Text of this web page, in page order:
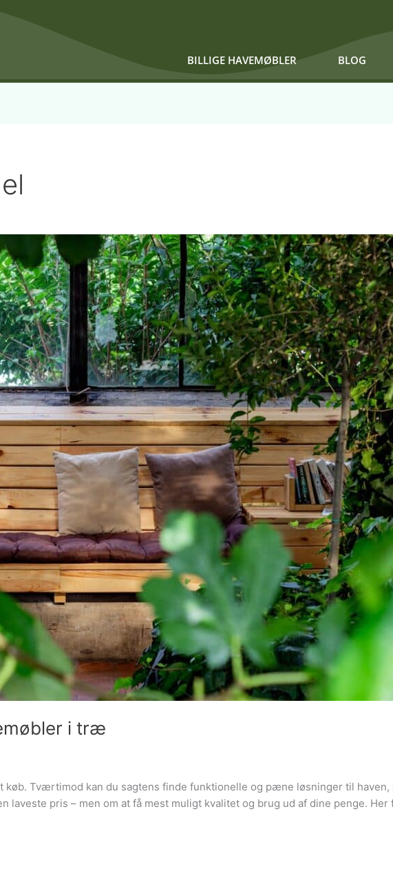
BILLIGE HAVEMØBLER BLOG
i træ
Tværtimod kan du sagtens finde funktionelle og pæne løsninger til haven,
laveste pris – men om at få mest muligt kvalitet og brug ud af dine penge.